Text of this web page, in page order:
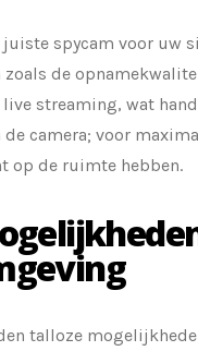
juiste spycam voor
zoals de
streaming, wat
camera; voor
op de ruimte hebben.
talloze